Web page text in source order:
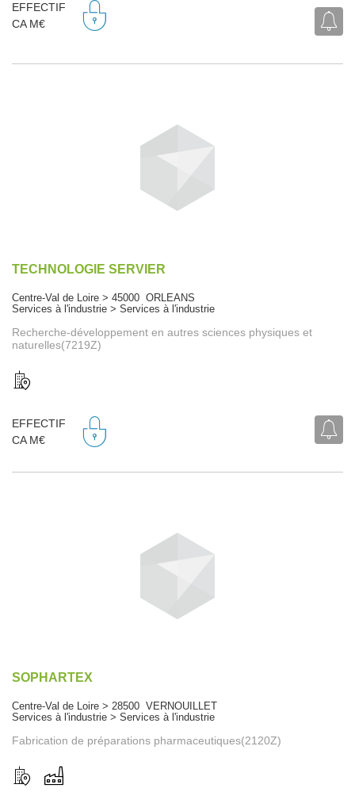
EFFECTIF
CA M€
TECHNOLOGIE SERVIER
Centre-Val de Loire > 45000 ORLEANS
Services à l'industrie > Services à l'industrie
Recherche-développement en autres sciences physiques et
naturelles(7219Z)
EFFECTIF
CA M€
SOPHARTEX
Centre-Val de Loire > 28500 VERNOUILLET
Services à l'industrie > Services à l'industrie
Fabrication de préparations pharmaceutiques(2120Z)